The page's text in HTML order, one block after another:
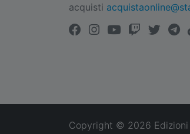
acquisti
Copyright © 2026 Edizioni